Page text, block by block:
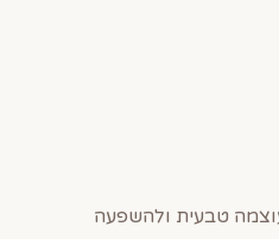
טבעית ולהשפעה